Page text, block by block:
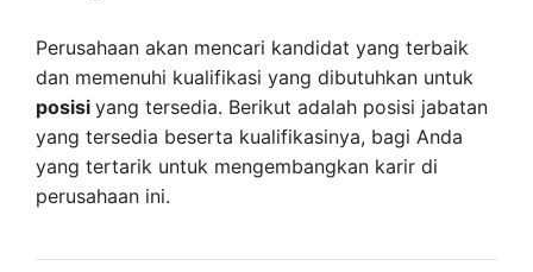
Perusahaan akan mencari kandidat yang terbaik
dan memenuhi kualifikasi yang dibutuhkan untuk
posisi yang tersedia. Berikut adalah posisi jabatan
yang tersedia beserta kualifikasinya, bagi Anda
yang tertarik untuk mengembangkan karir di
perusahaan ini.